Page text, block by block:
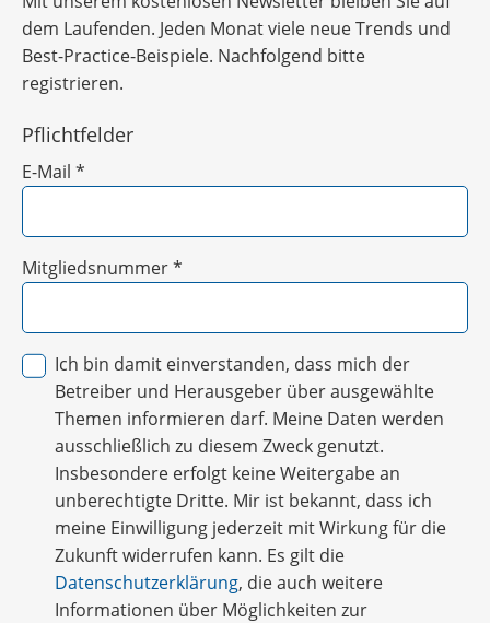
dem Laufenden. Jeden Monat viele neue Trends und
Best-Practice-Beispiele. Nachfolgend bitte
registrieren.
Pflichtfelder
E-Mail *
Mitgliedsnummer*
Ich bin damit einverstanden, dass mich der
Betreiber und Herausgeber über ausgewählte
Themen informieren darf. Meine Daten werden
ausschließlich zu diesem Zweck genutzt.
Insbesondere erfolgt keine Weitergabe an
unberechtigte Dritte. Mir ist bekannt, dass ich
meine Einwilligung jederzeit mit Wirkung für die
Zukunft widerrufen kann. Es gilt die
Datenschutzerklärung, die auch weitere
Informationen über Möglichkeiten zur